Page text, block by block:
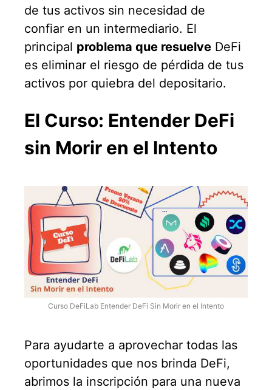
de tus activos sin necesidad de
confiar en un intermediario. El
principal problema que resuelve DeFi
es eliminar el riesgo de pérdida de tus
activos por quiebra del depositario.
El Curso: Entender DeFi
sin Morir en el Intento
Curso DeFiLab Entender DeFi Sin Morir en el Intento
Para ayudarte a aprovechar todas las
oportunidades que nos brinda DeFi,
abrimos la inscripción para una nueva